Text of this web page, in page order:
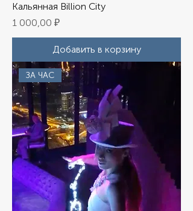
Кальянная Billion City
Цена
1 000,00 ₽
Добавить в корзину
ЗА ЧАС